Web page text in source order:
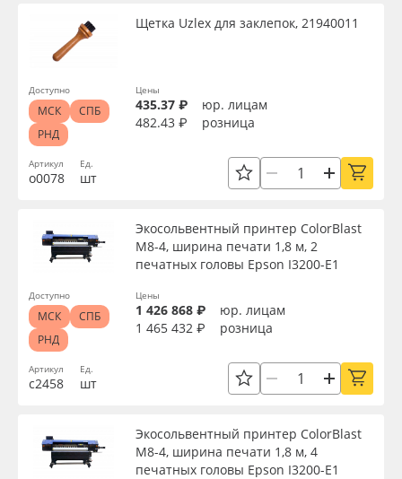
Артикул
о0078
Щетка Uzlex для заклепок, 21940011
Ед.
шт
Цены
435.37 ₽
юр. лицам
482.43 ₽
розница
Доступно
МСК
СПБ
РНД
Артикул
с2458
Экосольвентный принтер ColorBlast
M8-4, ширина печати 1,8 м, 2
печатных головы Epson I3200-Е1
Ед.
шт
Цены
1 426 868 ₽
юр. лицам
1 465 432 ₽
розница
Доступно
МСК
СПБ
РНД
Экосольвентный принтер ColorBlast
M8-4, ширина печати 1,8 м, 4
печатных головы Epson I3200-Е1